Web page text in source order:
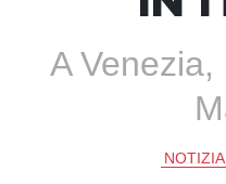
A
NOTIZIA